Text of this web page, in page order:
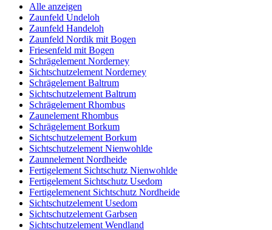
Alle anzeigen
Zaunfeld Undeloh
Zaunfeld Handeloh
Zaunfeld Nordik mit Bogen
Friesenfeld mit Bogen
Schrägelement Norderney
Sichtschutzelement Norderney
Schrägelement Baltrum
Sichtschutzelement Baltrum
Schrägelement Rhombus
Zaunelement Rhombus
Schrägelement Borkum
Sichtschutzelement Borkum
Sichtschutzelement Nienwohlde
Zaunnelement Nordheide
Fertigelement Sichtschutz Nienwohlde
Fertigelement Sichtschutz Usedom
Fertigelemenent Sichtschutz Nordheide
Sichtschutzelement Usedom
Sichtschutzelement Garbsen
Sichtschutzelement Wendland